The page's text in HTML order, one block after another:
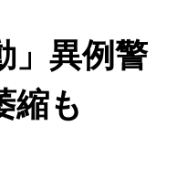
」異例警
も